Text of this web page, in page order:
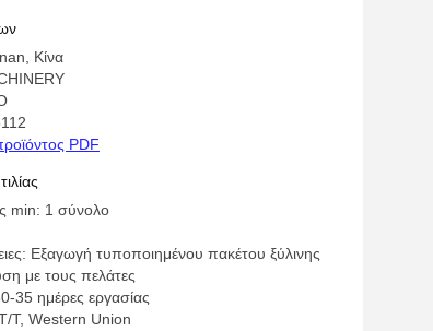
υψηλής ακρίβειας CK5112
Κίνα
PDF
min: 1 σύνολο
Εξαγωγή τυποποιημένου πακέτου ξύλινης
με τους πελάτες
35 ημέρες εργασίας
Τ, Western Union